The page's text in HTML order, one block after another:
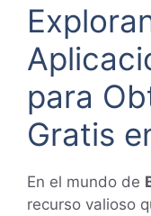
para
Gratis
En el mundo de
recurso valioso